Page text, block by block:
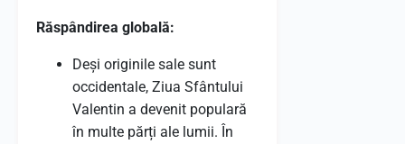
Răspândirea globală:
Deși originile sale sunt
occidentale, Ziua Sfântului
Valentin a devenit populară
în multe părți ale lumii. În